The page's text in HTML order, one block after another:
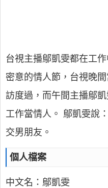
台視主播鄔凱雯都在工
密意的情人節，台視晚
訪度過，而午間主播鄔
工作當情人。 鄔凱雯說
交男朋友。
個人檔案
中文名：鄔凱雯